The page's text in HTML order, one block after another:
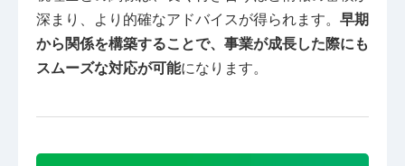
深まり、より的確なアドバイスが得られます。 早期
から関係を構築することで、事業が成長した際にも
スムーズな対応が可能になります。